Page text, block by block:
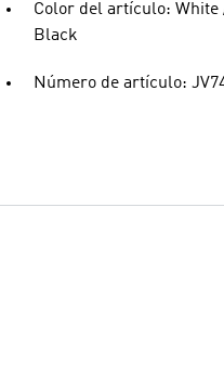
Color del artículo: White
Black
Número de artículo: